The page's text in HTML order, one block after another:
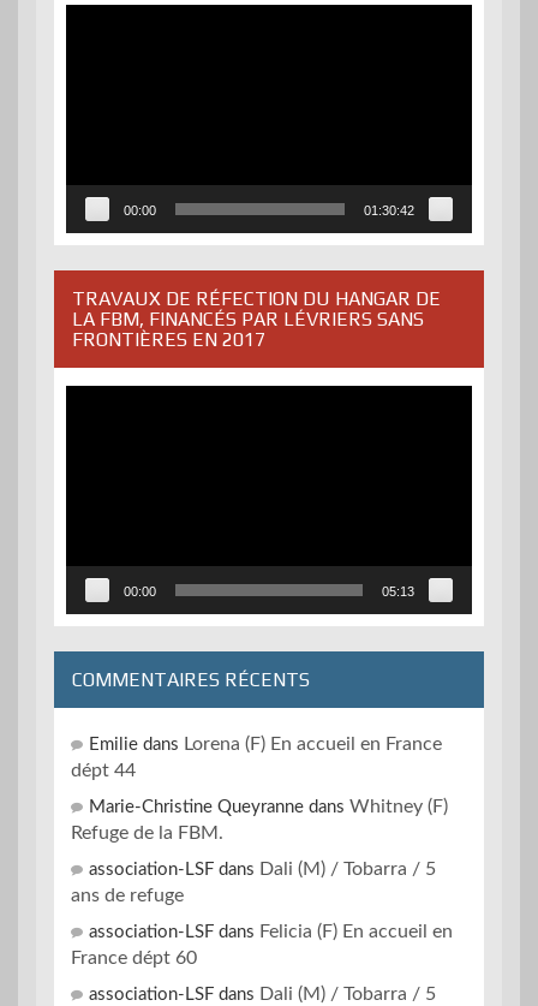
00:00 01:30:42
TRAVAUX DE RÉFECTION DU HANGAR DE
LA FBM, FINANCÉS PAR LÉVRIERS SANS
FRONTIÈRES EN 2017
00:00 05:13
COMMENTAIRES RÉCENTS
Emilie dans Lorena (F) En accueil en France
dépt 44
Marie-Christine Queyranne dans Whitney (F)
Refuge de la FBM.
association-LSF dans Dali (M) / Tobarra / 5
ans de refuge
association-LSF dans Felicia (F) En accueil en
France dépt 60
association-LSF dans Dali (M) / Tobarra / 5